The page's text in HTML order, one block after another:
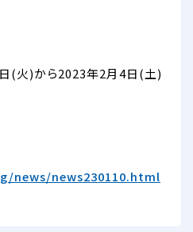
(火)から2023年2月4日(土)
news/news230110.html